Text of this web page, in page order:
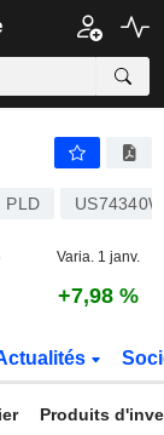
PLD
Varia. 1 janv.
+7,98 %
Produits